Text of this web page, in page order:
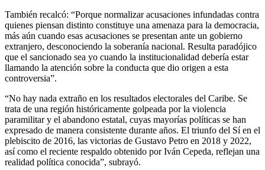
También recalcó: “Porque normalizar acusaciones infundadas contra
quienes piensan distinto constituye una amenaza para la democracia,
más aún cuando esas acusaciones se presentan ante un gobierno
extranjero, desconociendo la soberanía nacional. Resulta paradójico
que el sancionado sea yo cuando la institucionalidad debería estar
llamando la atención sobre la conducta que dio origen a esta
controversia”.
“No hay nada extraño en los resultados electorales del Caribe. Se
trata de una región históricamente golpeada por la violencia
paramilitar y el abandono estatal, cuyas mayorías políticas se han
expresado de manera consistente durante años. El triunfo del Sí en el
plebiscito de 2016, las victorias de Gustavo Petro en 2018 y 2022,
así como el reciente respaldo obtenido por Iván Cepeda, reflejan una
realidad política conocida”, subrayó.